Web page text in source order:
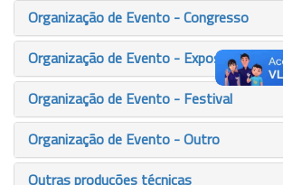
Organização de Evento - Congresso
Organização de Evento - Exposição
Organização de Evento - Festival
Organização de Evento - Outro
Outras produções técnicas